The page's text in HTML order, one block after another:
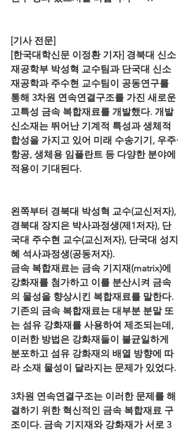
[기사 전문]
[한국대학신문 이정환 기자] 경북대 신소
재공학부 박성혁 교수팀과 단국대 신소
재공학과 주수현 교수팀이 공동연구를
통해 3차원 연속연결구조를 가진 새로운
고특성 금속 복합재료를 개발했다. 개발
신소재는 뛰어난 기계적 특성과 생체적
합성을 가지고 있어 미래 수송기기, 우주·
항공, 생체용 임플란트 등 다양한 분야에
적용이 기대된다.
왼쪽부터 경북대 박성혁 교수(교신저자),
경북대 장지은 박사과정생(제1저자), 단
국대 주수현 교수(교신저자), 단국대 성지
혜 석사과정생(공동저자).
금속 복합재료는 금속 기지재(matrix)에
강화재를 첨가하고 이를 분산시켜 금속
의 물성을 향상시킨 복합재료를 말한다.
기존의 금속 복합재료는 대부분 분말 또
는 섬유 강화재를 사용하여 제조되는데,
이러한 방법은 강화재들이 불균일하게
분포하고 섬유 강화재의 배열 방향에 따
라 소재 물성이 달라지는 문제가 있었다.
3차원 연속연결구조는 이러한 문제를 해
결하기 위한 혁신적인 금속 복합재료 구
조이다. 금속 기지재와 강화재가 서로 3